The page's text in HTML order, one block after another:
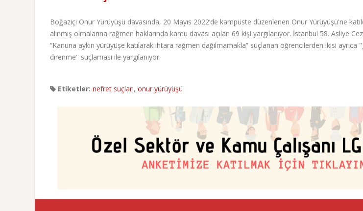
Boğaziçi Onur Yürüyüşü davasında, 20 Mayıs 2022’de kampüste düzenlenen Onur Yürüyüşü'ne
alınmış olmalarına rağmen haklarında kamu davası açılan 69 kişi yargılanıyor. İstanbul 58. Asliye
“Kanuna aykırı yürüyüşe katılarak ihtara rağmen dağılmamakla” suçlanan öğrencilerden ikisi ayrıca
direnme" suçlaması ile yargılanıyor.
Etiketler: nefret suçları, onur yürüyüşü